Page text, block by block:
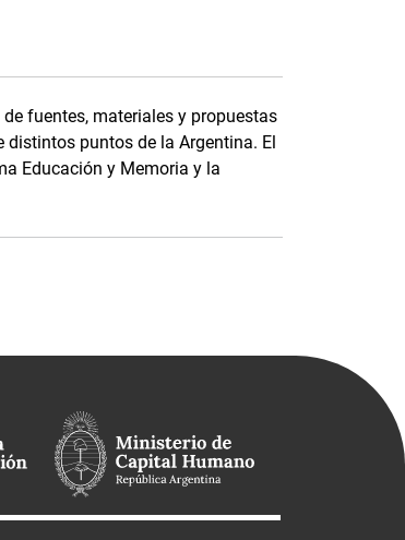
fuentes, materiales y propuestas
puntos de la Argentina. El
Educación y Memoria y la